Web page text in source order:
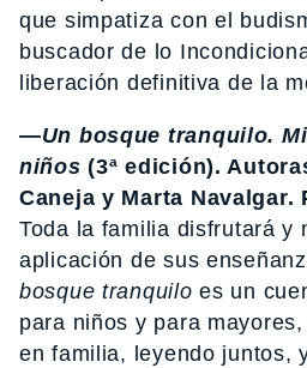
que simpatiza con el
buscador de lo
liberación definitiva de la
—Un bosque tranquilo.
niños (3ª edición).
Caneja y Marta Navalgar.
Toda la familia disfrutará y
aplicación de sus
bosque tranquilo es un
para niños y para
en familia, leyendo juntos,